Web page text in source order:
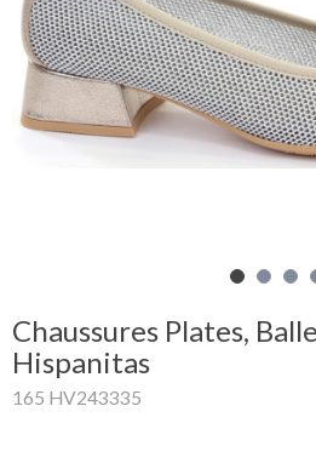
Mon
panier
Glispe
Femme
Chaussures Plates,
Hispanitas
165 HV243335